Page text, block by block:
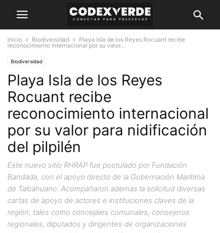
Inicio Biodiversidad
Playa Isla de los Reyes Rocuant recibe
reconocimiento internacional por su valor...
Biodiversidad
Playa Isla de los Reyes
Rocuant recibe
reconocimiento internacional
por su valor para nidificación
del pilpilén
Este nuevo sitio RHRAP fue postulado por Fundación
Bandada, con el apoyo directo de la Gobernación Marítima
de Talcahuano. Acompañaron además la solicitud diversas
cartas de apoyo de actores e instituciones claves de la
región, tales como concejales comunales, consejeros
regionales, diputados y dirigentes de organizaciones